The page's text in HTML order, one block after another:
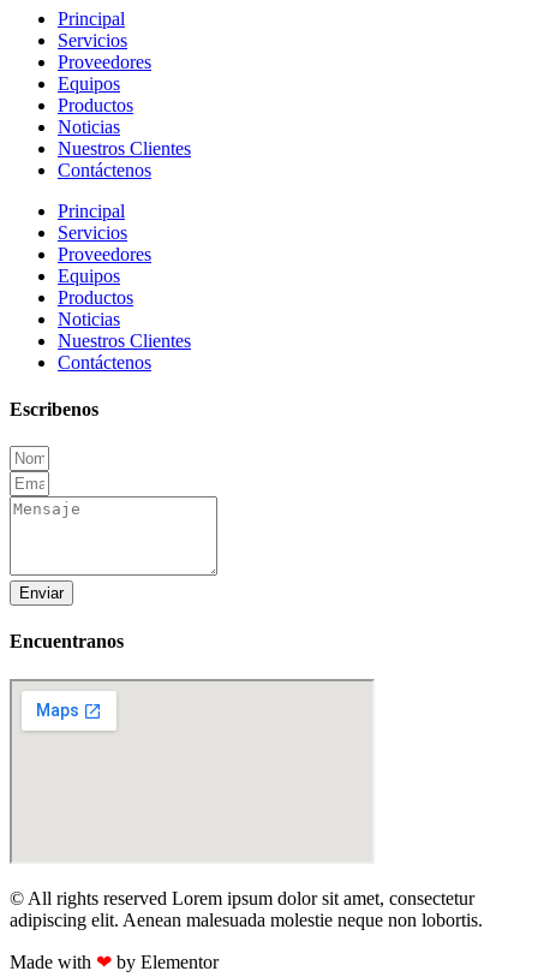
Principal
Servicios
Proveedores
Equipos
Productos
Noticias
Nuestros Clientes
Contáctenos
Principal
Servicios
Proveedores
Equipos
Productos
Noticias
Nuestros Clientes
Contáctenos
Escribenos
Enviar
Encuentranos
© All rights reserved Lorem ipsum dolor sit amet, consectetur
adipiscing elit. Aenean malesuada molestie neque non lobortis.
Made with ❤ by Elementor​​